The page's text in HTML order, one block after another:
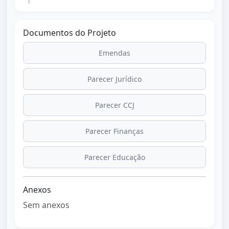
Documentos do Projeto
Emendas
Parecer Jurídico
Parecer CCJ
Parecer Finanças
Parecer Educação
Anexos
Sem anexos